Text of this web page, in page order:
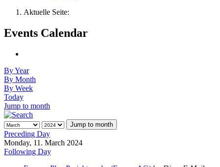
Aktuelle Seite:
Events Calendar
By Year
By Month
By Week
Today
Jump to month
Jump to month
Preceding Day
Monday, 11. March 2024
Following Day